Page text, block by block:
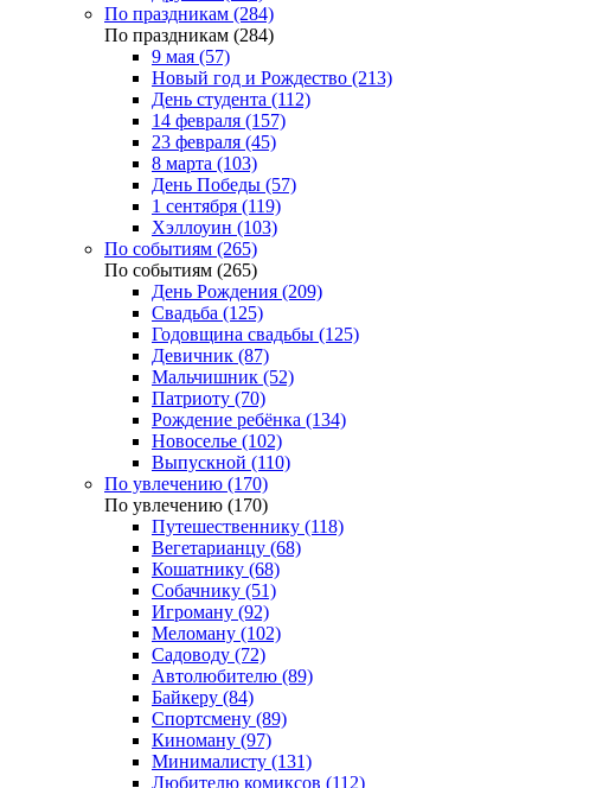
По праздникам (284)
По праздникам (284)
9 мая (57)
Новый год и Рождество (213)
День студента (112)
14 февраля (157)
23 февраля (45)
8 марта (103)
День Победы (57)
1 сентября (119)
Хэллоуин (103)
По событиям (265)
По событиям (265)
День Рождения (209)
Свадьба (125)
Годовщина свадьбы (125)
Девичник (87)
Мальчишник (52)
Патриоту (70)
Рождение ребёнка (134)
Новоселье (102)
Выпускной (110)
По увлечению (170)
По увлечению (170)
Путешественнику (118)
Вегетарианцу (68)
Кошатнику (68)
Собачнику (51)
Игроману (92)
Меломану (102)
Садоводу (72)
Автолюбителю (89)
Байкеру (84)
Спортсмену (89)
Киноману (97)
Минималисту (131)
Любителю комиксов (112)